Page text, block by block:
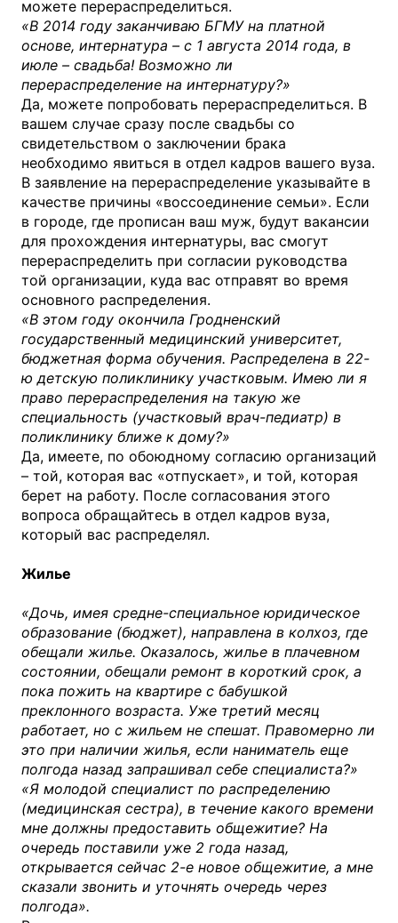
можете перераспределиться.
«В 2014 году заканчиваю БГМУ на платной
основе, интернатура – с 1 августа 2014 года, в
июле – свадьба! Возможно ли
перераспределение на интернатуру?»
Да, можете попробовать перераспределиться. В
вашем случае сразу после свадьбы со
свидетельством о заключении брака
необходимо явиться в отдел кадров вашего вуза.
В заявление на перераспределение указывайте в
качестве причины «воссоединение семьи». Если
в городе, где прописан ваш муж, будут вакансии
для прохождения интернатуры, вас смогут
перераспределить при согласии руководства
той организации, куда вас отправят во время
основного распределения.
«В этом году окончила Гродненский
государственный медицинский университет,
бюджетная форма обучения. Распределена в 22-
ю детскую поликлинику участковым. Имею ли я
право перераспределения на такую же
специальность (участковый врач-педиатр) в
поликлинику ближе к дому?»
Да, имеете, по обоюдному согласию организаций
– той, которая вас «отпускает», и той, которая
берет на работу. После согласования этого
вопроса обращайтесь в отдел кадров вуза,
который вас распределял.
Жилье
«Дочь, имея средне-специальное юридическое
образование (бюджет), направлена в колхоз, где
обещали жилье. Оказалось, жилье в плачевном
состоянии, обещали ремонт в короткий срок, а
пока пожить на квартире с бабушкой
преклонного возраста. Уже третий месяц
работает, но с жильем не спешат. Правомерно ли
это при наличии жилья, если наниматель еще
полгода назад запрашивал себе специалиста?»
«Я молодой специалист по распределению
(медицинская сестра), в течение какого времени
мне должны предоставить общежитие? На
очередь поставили уже 2 года назад,
открывается сейчас 2-е новое общежитие, а мне
сказали звонить и уточнять очередь через
полгода».